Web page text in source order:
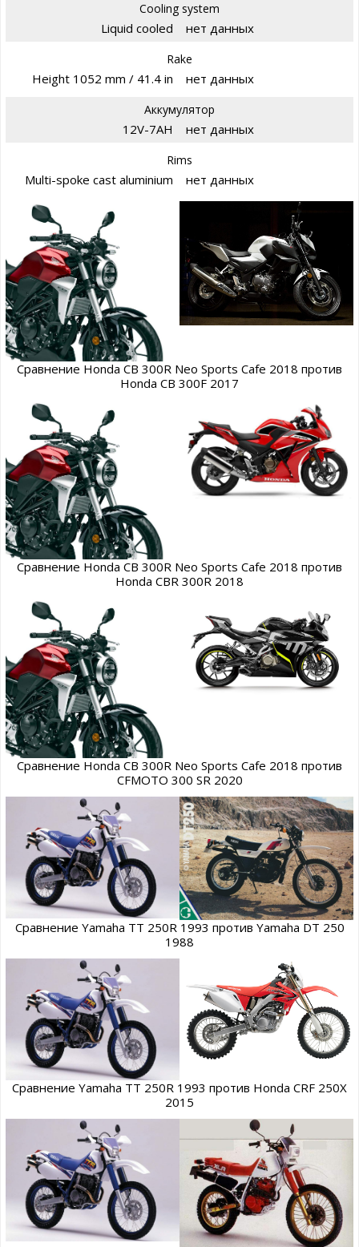
Cooling system
Liquid cooled нет данных
Rake
Height 1052 mm / 41.4 in нет данных
Аккумулятор
12V-7AH нет данных
Rims
Multi-spoke cast aluminium нет данных
Сравнение Honda CB 300R Neo Sports Cafe 2018 против
Honda CB 300F 2017
Сравнение Honda CB 300R Neo Sports Cafe 2018 против
Honda CBR 300R 2018
Сравнение Honda CB 300R Neo Sports Cafe 2018 против
CFMOTO 300 SR 2020
Сравнение Yamaha TT 250R 1993 против Yamaha DT 250
1988
Сравнение Yamaha TT 250R 1993 против Honda CRF 250X
2015